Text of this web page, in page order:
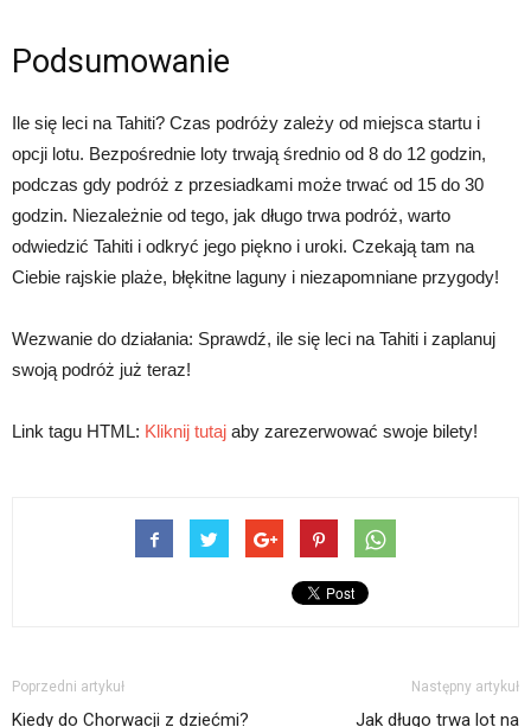
Podsumowanie
Ile się leci na Tahiti? Czas podróży zależy od miejsca startu i
opcji lotu. Bezpośrednie loty trwają średnio od 8 do 12 godzin,
podczas gdy podróż z przesiadkami może trwać od 15 do 30
godzin. Niezależnie od tego, jak długo trwa podróż, warto
odwiedzić Tahiti i odkryć jego piękno i uroki. Czekają tam na
Ciebie rajskie plaże, błękitne laguny i niezapomniane przygody!
Wezwanie do działania: Sprawdź, ile się leci na Tahiti i zaplanuj
swoją podróż już teraz!
Link tagu HTML: Kliknij tutaj aby zarezerwować swoje bilety!
Poprzedni artykuł
Kiedy do Chorwacji z dziećmi?
Następny artykuł
Jak długo trwa lot na